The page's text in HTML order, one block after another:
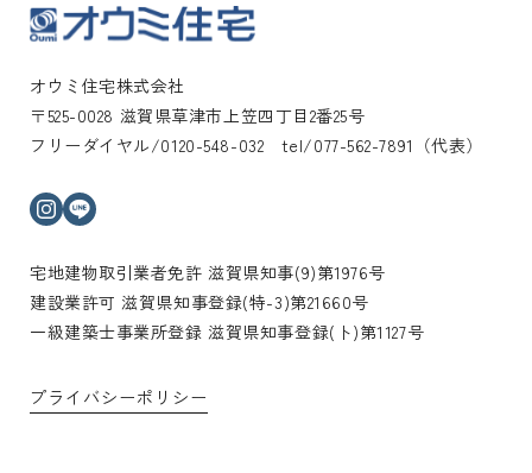
オウミ住宅株式会社
〒525-0028 滋賀県草津市上笠四丁目2番25号
フリーダイヤル/0120-548-032 tel/077-562-7891（代表）
インスタグラム
宅地建物取引業者免許 滋賀県知事(9)第1976号
建設業許可 滋賀県知事登録(特-3)第21660号
一級建築士事業所登録 滋賀県知事登録(ト)第1127号
プライバシーポリシー